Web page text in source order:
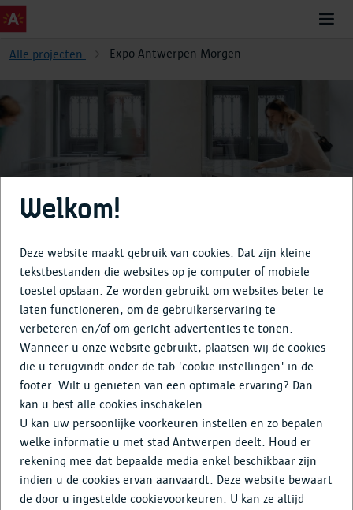
Alle projecten Expo Antwerpen Morgen
Expo Antwerpen Morgen
Over
Tijdlijn
Doe mee
Media & Nieuws
Het verhaal van
stadsontwikkeling: vroeger,
nu en in de toekomst
Welkom!
Deze website maakt gebruik van cookies. Dat zijn kleine
tekstbestanden die websites op je computer of mobiele
toestel opslaan. Ze worden gebruikt om websites beter te
laten functioneren, om de gebruikerservaring te
verbeteren en/of om gericht advertenties te tonen.
Wanneer u onze website gebruikt, plaatsen wij de cookies
die u terugvindt onder de tab 'cookie-instellingen' in de
footer. Wilt u genieten van een optimale ervaring? Dan
kan u best alle cookies inschakelen.
U kan uw persoonlijke voorkeuren instellen en zo bepalen
welke informatie u met stad Antwerpen deelt. Houd er
rekening mee dat bepaalde media enkel beschikbaar zijn
indien u de cookies ervan aanvaardt. Deze website bewaart
de door u ingestelde cookievoorkeuren. U kan ze altijd